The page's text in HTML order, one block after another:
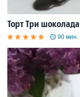
Торт Три шоколада
90 мин.